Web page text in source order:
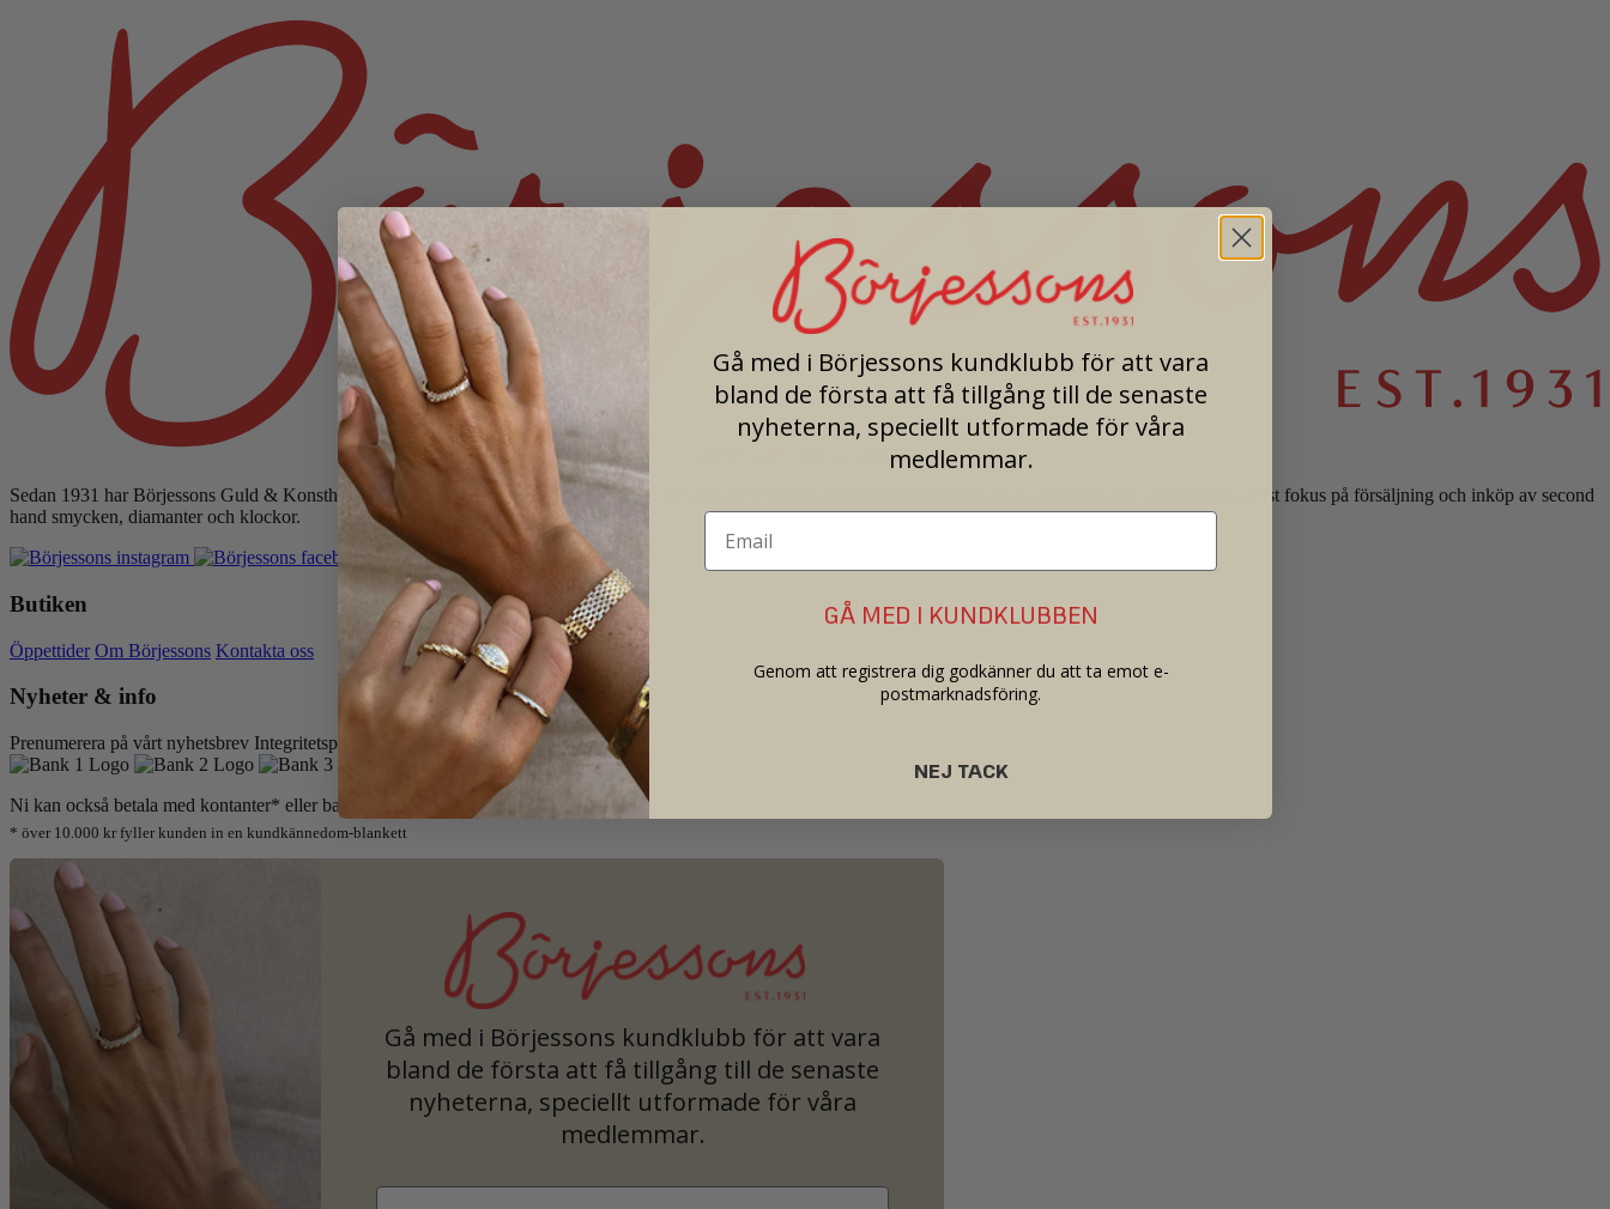
SECOND HAND - JEWELRY - WATCHES
Sedan 1931 har Börjessons Guld & Konsthandel varit en del av Göteborgs konst- och smyckesutbud. Butiken ligger fortfarande kvar i samma lokaler och har idag störst fokus på försäljning och inköp av second
hand smycken, diamanter och klockor.
Butiken
Öppettider Om Börjessons Kontakta oss
Nyheter & info
Prenumerera på vårt nyhetsbrev Integritetspolicy
Ni kan också betala med kontanter* eller banköverföring
* över 10.000 kr fyller kunden in en kundkännedom-blankett
Gå med i Börjessons kundklubb för att vara
bland de första att få tillgång till de senaste
nyheterna, speciellt utformade för våra
medlemmar.
Gå med i Börjessons kundklubb för att vara
bland de första att få tillgång till de senaste
nyheterna, speciellt utformade för våra
medlemmar.
GÅ MED I KUNDKLUBBEN
Genom att registrera dig godkänner du att ta emot e-
postmarknadsföring.
NEJ TACK